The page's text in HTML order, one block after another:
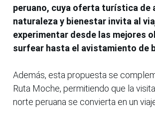
peruano, cuya oferta turística de
naturaleza y bienestar invita al
experimentar desde las mejores
surfear hasta el avistamiento de
Además, esta propuesta se
Ruta Moche, permitiendo que la
norte peruana se convierta en un